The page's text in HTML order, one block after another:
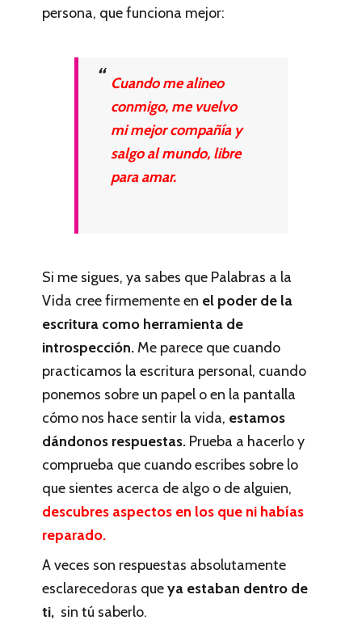
persona, que funciona mejor:
Cuando me alineo
conmigo, me vuelvo
mi mejor compañía y
salgo al mundo, libre
para amar.
Si me sigues, ya sabes que Palabras a la
Vida cree firmemente en el poder de la
escritura como herramienta de
introspección. Me parece que cuando
practicamos la escritura personal, cuando
ponemos sobre un papel o en la pantalla
cómo nos hace sentir la vida, estamos
dándonos respuestas. Prueba a hacerlo y
comprueba que cuando escribes sobre lo
que sientes acerca de algo o de alguien,
descubres aspectos en los que ni habías
reparado.
A veces son respuestas absolutamente
esclarecedoras queya estaban dentro de
ti, sin tú saberlo.